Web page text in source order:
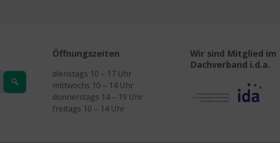
Öffnungszeiten
dienstags 10 – 17 Uhr
mittwochs 10 – 14 Uhr
donnerstags 14 – 19 Uhr
freitags 10 – 14 Uhr
Wir sind Mitglied im
Dachverband i.d.a.